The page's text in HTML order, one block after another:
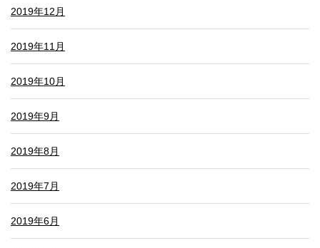
2019年12月
2019年11月
2019年10月
2019年9月
2019年8月
2019年7月
2019年6月